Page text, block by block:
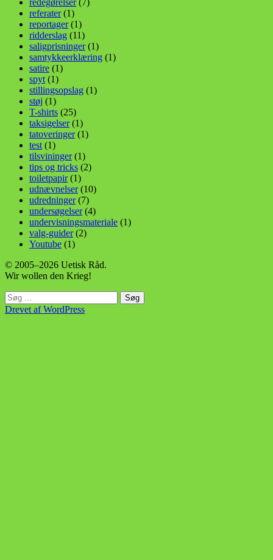
referater(1)
reportager(1)
ridderslag (11)
saligprisninger(1)
samtykkeerklæring (1)
satire (1)
spyt (1)
stillingsopslag (1)
støj (1)
T-shirts (25)
taksigelser(1)
tatoveringer(1)
test (1)
tilsvininger(1)
tips og tricks (2)
toiletpapir(1)
udnævnelser(10)
udredninger(7)
undersøgelser(4)
undervisningsmateriale (1)
valg-guider(2)
Youtube (1)
© 2005–2026 Uetisk Råd.
Wir wollen den Krieg!
Søg
efter:
Drevet af WordPress